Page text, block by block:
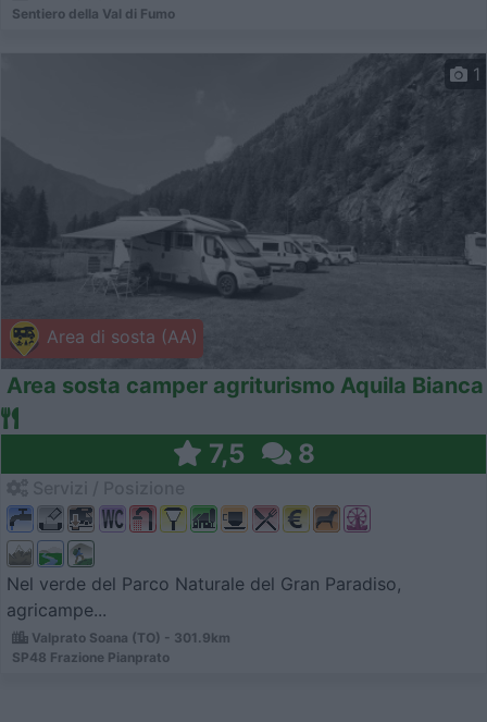
Sentiero della Val di Fumo
Area di sosta (AA)
1
Area sosta camper agriturismo Aquila Bianca
7,5 8
Nel verde del Parco Naturale del Gran Paradiso,
agricampe...
Valprato Soana (TO) - 301.9km
SP48 Frazione Pianprato